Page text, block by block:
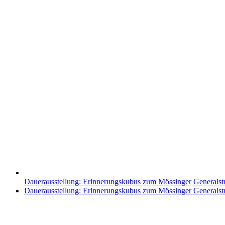
Dauerausstellung: Erinnerungskubus zum Mössinger
Nächster
Dauerausstellung: Erinnerungskubus zum Mössinger